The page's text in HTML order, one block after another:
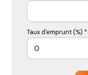
Taux d'emprunt (%) *